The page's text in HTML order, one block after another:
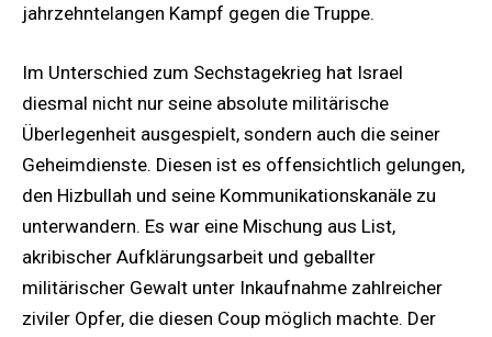
jahrzehntelangen Kampf gegen die Truppe.
Im Unterschied zum Sechstagekrieg hat Israel
diesmal nicht nur seine absolute militärische
Überlegenheit ausgespielt, sondern auch die seiner
Geheimdienste. Diesen ist es offensichtlich gelungen,
den Hizbullah und seine Kommunikationskanäle zu
unterwandern. Es war eine Mischung aus List,
akribischer Aufklärungsarbeit und geballter
militärischer Gewalt unter Inkaufnahme zahlreicher
ziviler Opfer, die diesen Coup möglich machte. Der